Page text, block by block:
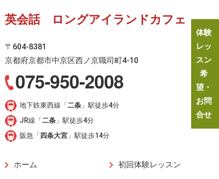
英会話 ロングアイランドカフェ
〒604-8381
京都府京都市中京区西ノ京職司町4-10
地下鉄東西線「二条 」駅徒歩4分
JR線「二条 」駅徒歩4分
阪急「 四条大宮 」駅徒歩14分
ホーム 初回体験レッスン
体験
レッ
スン
希
望・
お問
合せ